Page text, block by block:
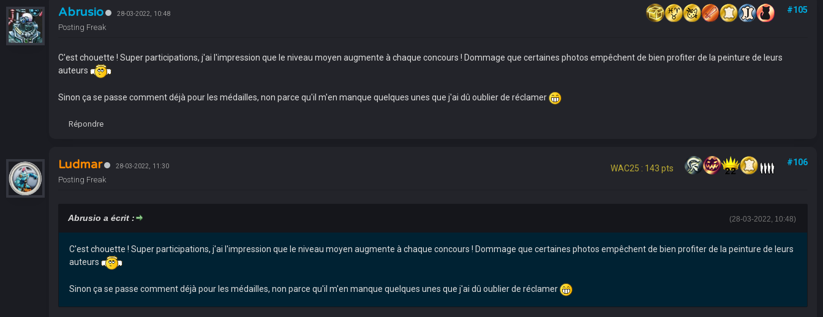
Abrusio 28-03-2022, 10:48
Posting Freak
#105
C'est chouette ! Super participations, j'ai l'impression que le niveau moyen augmente à chaque concours ! Dommage que certaines photos empêchent de bien profiter de la peinture de leurs
auteurs
Sinon ça se passe comment déjà pour les médailles, non parce qu'il m'en manque quelques unes que j'ai dû oublier de réclamer
Répondre
Ludmar 28-03-2022, 11:30
Posting Freak
WAC25 : 143 pts
#106
(28-03-2022, 10:48)
Abrusio a écrit :
C'est chouette ! Super participations, j'ai l'impression que le niveau moyen augmente à chaque concours ! Dommage que certaines photos empêchent de bien profiter de la peinture de leurs
auteurs
Sinon ça se passe comment déjà pour les médailles, non parce qu'il m'en manque quelques unes que j'ai dû oublier de réclamer